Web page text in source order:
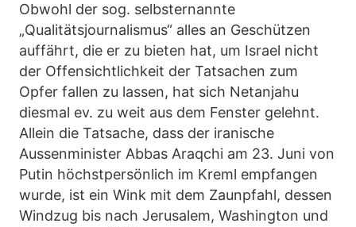
Obwohl der sog. selbsternannte
„Qualitätsjournalismus“ alles an Geschützen
auffährt, die er zu bieten hat, um Israel nicht
der Offensichtlichkeit der Tatsachen zum
Opfer fallen zu lassen, hat sich Netanjahu
diesmal ev. zu weit aus dem Fenster gelehnt.
Allein die Tatsache, dass der iranische
Aussenminister Abbas Araqchi am 23. Juni von
Putin höchstpersönlich im Kreml empfangen
wurde, ist ein Wink mit dem Zaunpfahl, dessen
Windzug bis nach Jerusalem, Washington und